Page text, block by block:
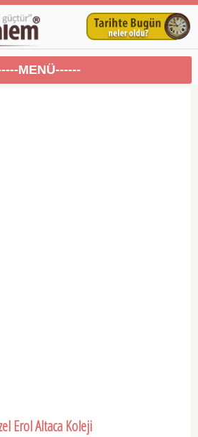
MENÜ------
Erol Altaca Koleji